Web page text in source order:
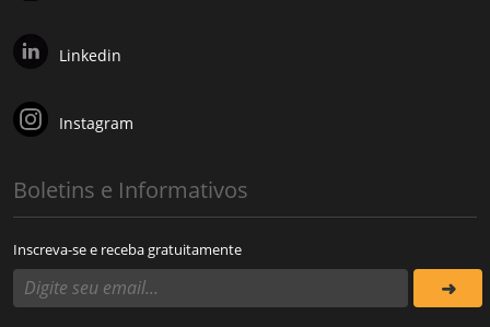
Linkedin
Instagram
Boletins e Informativos
Inscreva-se e receba gratuitamente